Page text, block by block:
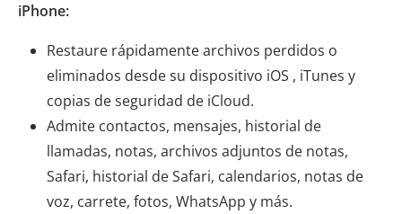
iPhone:
Restaure rápidamente archivos perdidos o
eliminados desde su dispositivo iOS , iTunes y
copias de seguridad de iCloud.
Admite contactos, mensajes, historial de
llamadas, notas, archivos adjuntos de notas,
Safari, historial de Safari, calendarios, notas de
voz, carrete, fotos, WhatsApp y más.